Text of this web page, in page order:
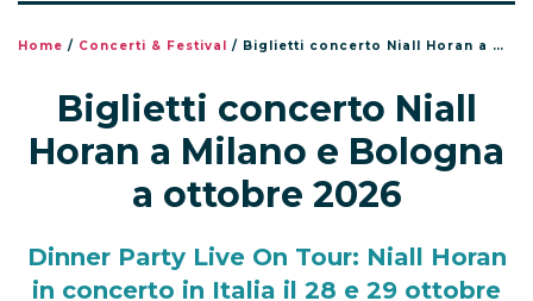
Home / Concerti & Festival / Biglietti concerto Niall Horan a Milano e Bologna a ottobre 2026
Biglietti concerto Niall
Horan a Milano e Bologna
a ottobre 2026
Dinner Party Live On Tour: Niall Horan
in concerto in Italia il 28 e 29 ottobre